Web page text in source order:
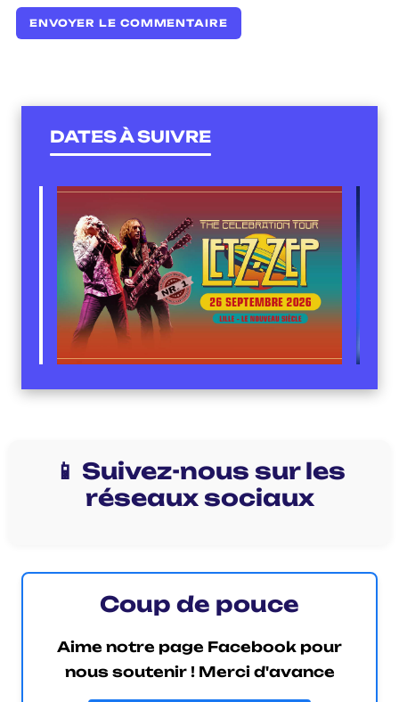
DATES À SUIVRE
📱 Suivez-nous sur les
réseaux sociaux
Coup de pouce
Aime notre page Facebook pour
nous soutenir ! Merci d'avance